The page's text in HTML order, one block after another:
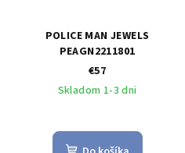
POLICE MAN JEWELS
PEAGN2211801
€57
Skladom 1-3 dni